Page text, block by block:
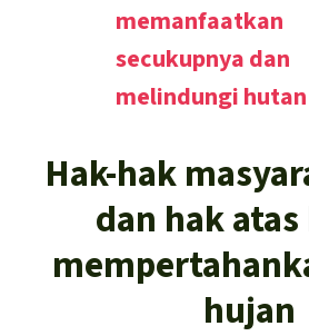
memanfaatkan
secukupnya dan
melindungi
Hak-hak
dan hak
hujan